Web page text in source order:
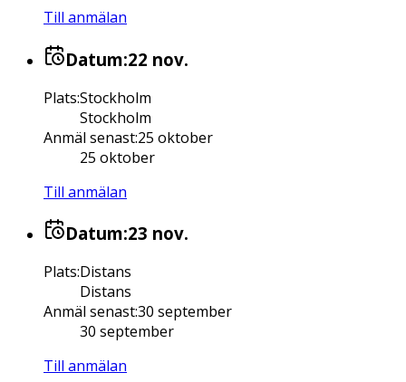
Till anmälan
Datum:22 nov.
Plats:Stockholm
Stockholm
Anmäl senast:25 oktober
25 oktober
Till anmälan
Datum:23 nov.
Plats:Distans
Distans
Anmäl senast:30 september
30 september
Till anmälan